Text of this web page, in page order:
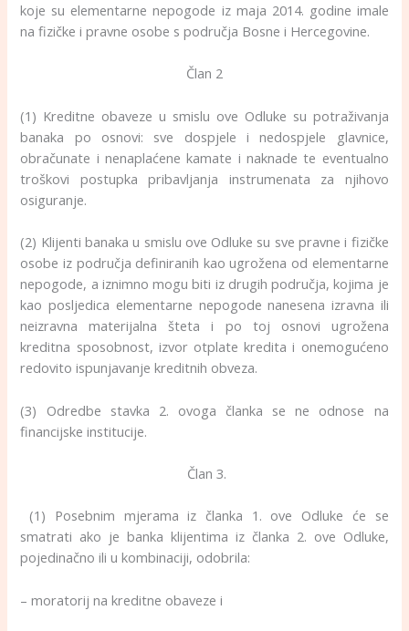
koje su elementarne nepogode iz maja 2014. godine imale
na fizičke i pravne osobe s područja Bosne i Hercegovine.
Član 2
(1) Kreditne obaveze u smislu ove Odluke su potraživanja
banaka po osnovi: sve dospjele i nedospjele glavnice,
obračunate i nenaplaćene kamate i naknade te eventualno
troškovi postupka pribavljanja instrumenata za njihovo
osiguranje.
(2) Klijenti banaka u smislu ove Odluke su sve pravne i fizičke
osobe iz područja definiranih kao ugrožena od elementarne
nepogode, a iznimno mogu biti iz drugih područja, kojima je
kao posljedica elementarne nepogode nanesena izravna ili
neizravna materijalna šteta i po toj osnovi ugrožena
kreditna sposobnost, izvor otplate kredita i onemogućeno
redovito ispunjavanje kreditnih obveza.
(3) Odredbe stavka 2. ovoga članka se ne odnose na
financijske institucije.
Član 3.
(1) Posebnim mjerama iz članka 1. ove Odluke će se
smatrati ako je banka klijentima iz članka 2. ove Odluke,
pojedinačno ili u kombinaciji, odobrila:
– moratorij na kreditne obaveze i